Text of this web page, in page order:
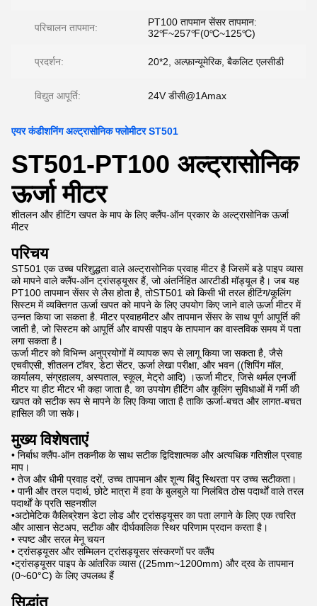
परिचालन तापमान:
PT100 तापमान सेंसर तापमान:
32℉~257℉(0℃~125℃)
प्रदर्शन: 20*2, अल्फ़ान्यूमेरिक, बैकलिट एलसीडी
विद्युत आपूर्ति: 24V डीसी@1Amax
एयर कंडीशनिंग अल्ट्रासोनिक फ्लोमीटर ST501
ST501-PT100 अल्ट्रासोनिक
ऊर्जा मीटर
शीतलन और हीटिंग खपत के माप के लिए क्लैंप-ऑन प्रकार के अल्ट्रासोनिक ऊर्जा
मीटर
परिचय
ST501 एक उच्च परिशुद्धता वाले अल्ट्रासोनिक प्रवाह मीटर है जिसमें बड़े पाइप व्यास
को मापने वाले क्लैंप-ऑन ट्रांसड्यूसर हैं, जो अंतर्निहित आरटीडी मॉड्यूल है। जब यह
PT100 तापमान सेंसर से लैस होता है, तोST501 को किसी भी तरल हीटिंग/कूलिंग
सिस्टम में व्यक्तिगत ऊर्जा खपत को मापने के लिए उपयोग किए जाने वाले ऊर्जा मीटर में
उन्नत किया जा सकता है. मीटर प्रवाहमीटर और तापमान सेंसर के साथ पूर्ण आपूर्ति की
जाती है, जो सिस्टम को आपूर्ति और वापसी पाइप के तापमान का वास्तविक समय में पता
लगा सकता है।
ऊर्जा मीटर को विभिन्न अनुप्रयोगों में व्यापक रूप से लागू किया जा सकता है, जैसे
एचवीएसी, शीतलन टॉवर, डेटा सेंटर, ऊर्जा लेखा परीक्षा, और भवन ((शिपिंग मॉल,
कार्यालय, संग्रहालय, अस्पताल, स्कूल, मेट्रो आदि) ।ऊर्जा मीटर, जिसे थर्मल एनर्जी
मीटर या हीट मीटर भी कहा जाता है, का उपयोग हीटिंग और कूलिंग सुविधाओं में गर्मी की
खपत को सटीक रूप से मापने के लिए किया जाता है ताकि ऊर्जा-बचत और लागत-बचत
हासिल की जा सके।
मुख्य विशेषताएं
• निर्बाध क्लैंप-ऑन तकनीक के साथ सटीक द्विदिशात्मक और अत्यधिक गतिशील प्रवाह
माप।
• तेज और धीमी प्रवाह दरों, उच्च तापमान और शून्य बिंदु स्थिरता पर उच्च सटीकता।
• पानी और तरल पदार्थ, छोटे मात्रा में हवा के बुलबुले या निलंबित ठोस पदार्थों वाले तरल
पदार्थों के प्रति सहनशील
•अटोमेटिक कैलिब्रेशन डेटा लोड और ट्रांसड्यूसर का पता लगाने के लिए एक त्वरित
और आसान सेटअप, सटीक और दीर्घकालिक स्थिर परिणाम प्रदान करता है।
• स्पष्ट और सरल मेनू चयन
• ट्रांसड्यूसर और सम्मिलन ट्रांसड्यूसर संस्करणों पर क्लैंप
•ट्रांसड्यूसर पाइप के आंतरिक व्यास ((25mm~1200mm) और द्रव के तापमान
(0~60°C) के लिए उपलब्ध हैं
सिद्धांत